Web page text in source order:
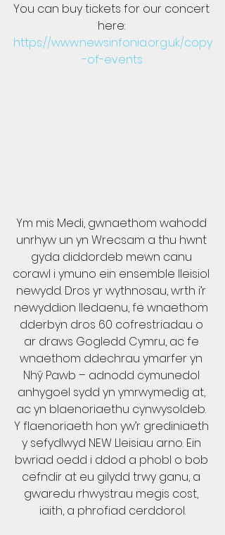
You can buy tickets for our concert
here:
https://www.newsinfonia.org.uk/copy
-of-events
Ym mis Medi, gwnaethom wahodd
unrhyw un yn Wrecsam a thu hwnt
gyda diddordeb mewn canu
corawl i ymuno ein ensemble lleisiol
newydd. Dros yr wythnosau, wrth i’r
newyddion lledaenu, fe wnaethom
dderbyn dros 60 cofrestriadau o
ar draws Gogledd Cymru, ac fe
wnaethom ddechrau ymarfer yn
Nhŷ Pawb – adnodd cymunedol
anhygoel sydd yn ymrwymedig at,
ac yn blaenoriaethu cynwysoldeb.
Y flaenoriaeth hon yw’r grediniaeth
y sefydlwyd NEW Lleisiau arno. Ein
bwriad oedd i ddod a phobl o bob
cefndir at eu gilydd trwy ganu, a
gwaredu rhwystrau megis cost,
iaith, a phrofiad cerddorol.